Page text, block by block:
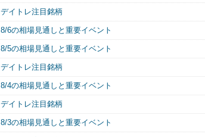
デイトレ注目銘柄
8/6の相場見通しと重要イベント
8/5の相場見通しと重要イベント
デイトレ注目銘柄
8/4の相場見通しと重要イベント
デイトレ注目銘柄
8/3の相場見通しと重要イベント